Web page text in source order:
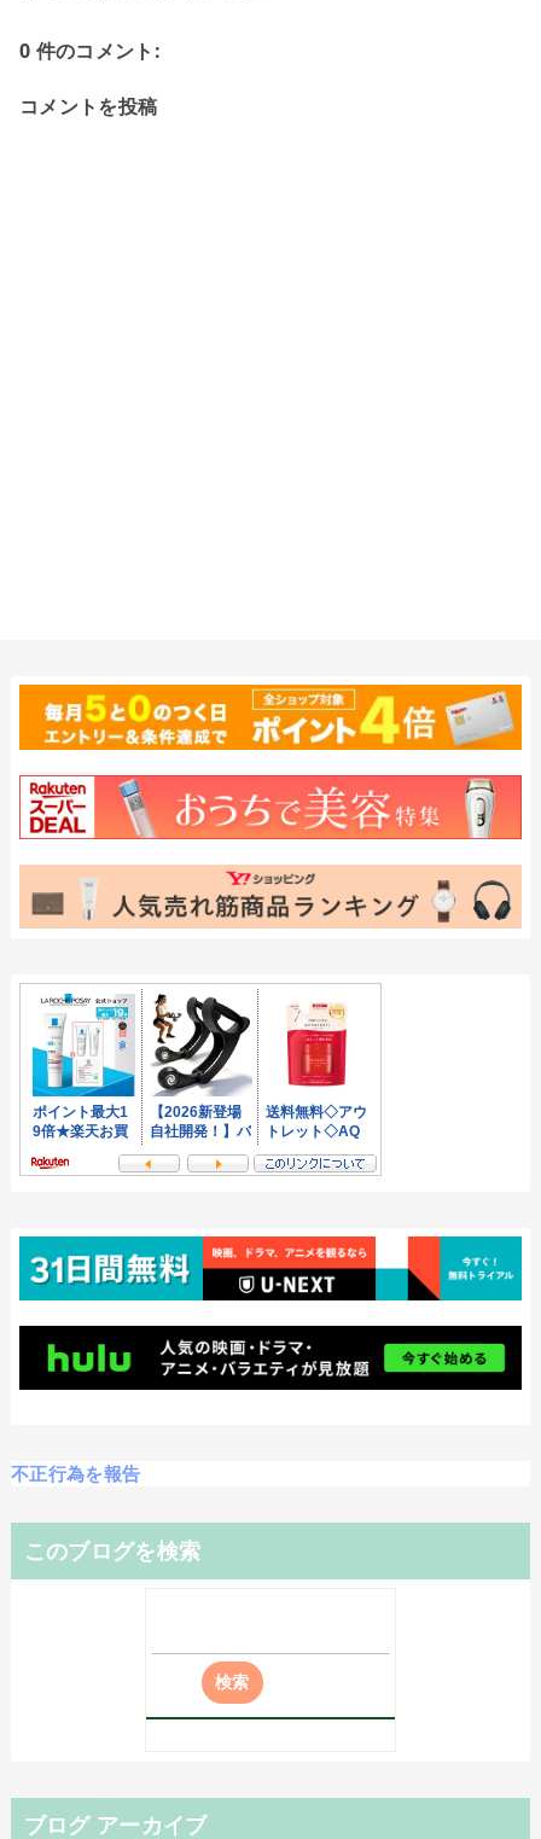
0 件のコメント:
コメントを投稿
不正行為を報告
このブログを検索
ブログ アーカイブ